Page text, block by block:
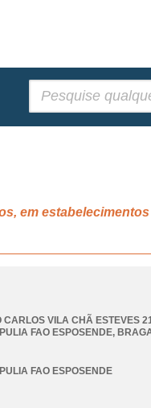
em
CARLOS VILA CHÃ ESTEVES
FAO ESPOSENDE,
FAO ESPOSENDE